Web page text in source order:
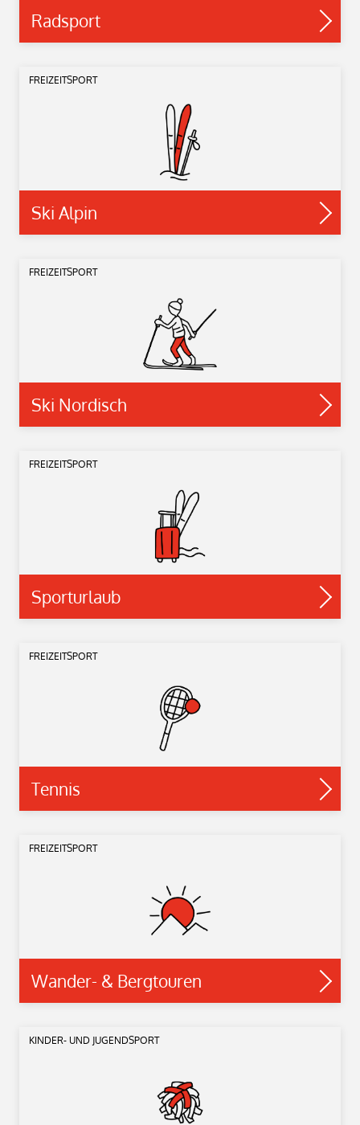
Radsport
FREIZEITSPORT
Ski Alpin
FREIZEITSPORT
Ski Nordisch
FREIZEITSPORT
Sporturlaub
FREIZEITSPORT
Tennis
FREIZEITSPORT
Wander- & Bergtouren
KINDER- UND JUGENDSPORT